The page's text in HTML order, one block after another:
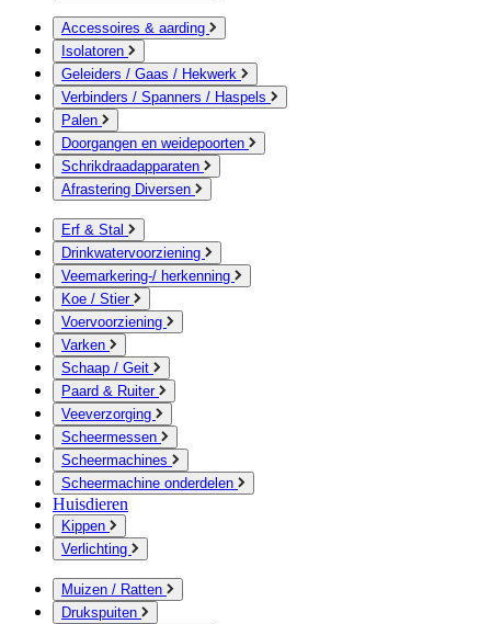
Accessoires & aarding
Isolatoren
Geleiders / Gaas / Hekwerk
Verbinders / Spanners / Haspels
Palen
Doorgangen en weidepoorten
Schrikdraadapparaten
Afrastering Diversen
Erf & Stal
Drinkwatervoorziening
Veemarkering-/ herkenning
Koe / Stier
Voervoorziening
Varken
Schaap / Geit
Paard & Ruiter
Veeverzorging
Scheermessen
Scheermachines
Scheermachine onderdelen
Huisdieren
Kippen
Verlichting
Muizen / Ratten
Drukspuiten